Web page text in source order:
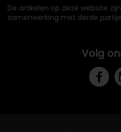
De artikelen op deze website
samenwerking met derde
Volg